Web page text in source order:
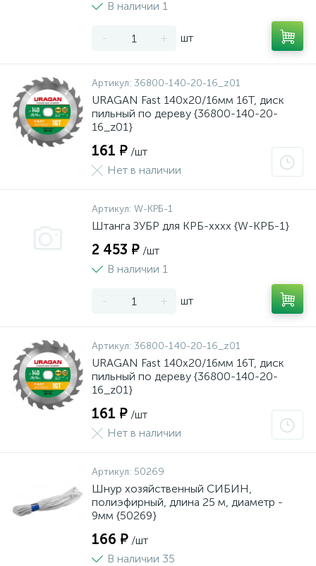
В наличии 1
- + шт
Артикул: 36800-140-20-16_z01
URAGAN Fast 140x20/16мм 16Т, диск
пильный по дереву {36800-140-20-
16_z01}
161 ₽ /шт
Нет в наличии
Артикул: W-КРБ-1
Штанга ЗУБР для КРБ-хххх {W-КРБ-1}
2 453 ₽ /шт
В наличии 1
- + шт
Артикул: 36800-140-20-16_z01
URAGAN Fast 140x20/16мм 16Т, диск
пильный по дереву {36800-140-20-
16_z01}
161 ₽ /шт
Нет в наличии
Артикул: 50269
Шнур хозяйственный СИБИН,
полиэфирный, длина 25 м, диаметр -
9мм {50269}
166 ₽ /шт
В наличии 35